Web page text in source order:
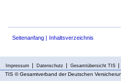
Seitenanfang Inhaltsverzeichnis
Impressum Datenschutz Gesamtübersicht TIS
TIS © Gesamtverband der Deutschen